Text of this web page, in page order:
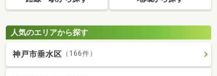
人気のエリアから探す
神戸市垂水区 （166件）